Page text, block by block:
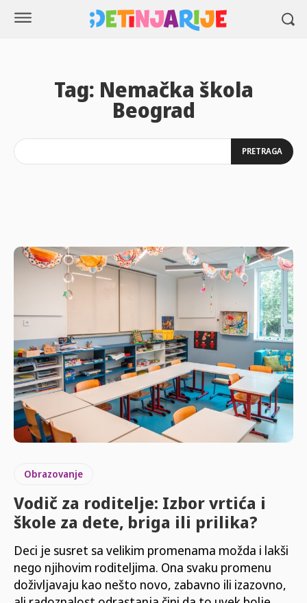
Tag: Nemačka škola
Beograd
PRETRAGA
Obrazovanje
Vodič za roditelje: Izbor vrtića i
škole za dete, briga ili prilika?
Deci je susret sa velikim promenama možda i lakši
nego njihovim roditeljima. Ona svaku promenu
doživljavaju kao nešto novo, zabavno ili izazovno,